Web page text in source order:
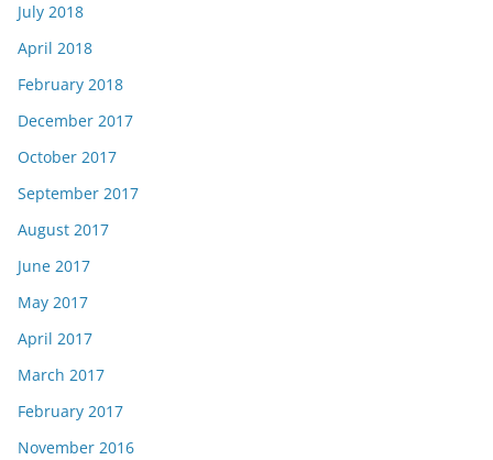
July 2018
April 2018
February 2018
December 2017
October 2017
September 2017
August 2017
June 2017
May 2017
April 2017
March 2017
February 2017
November 2016